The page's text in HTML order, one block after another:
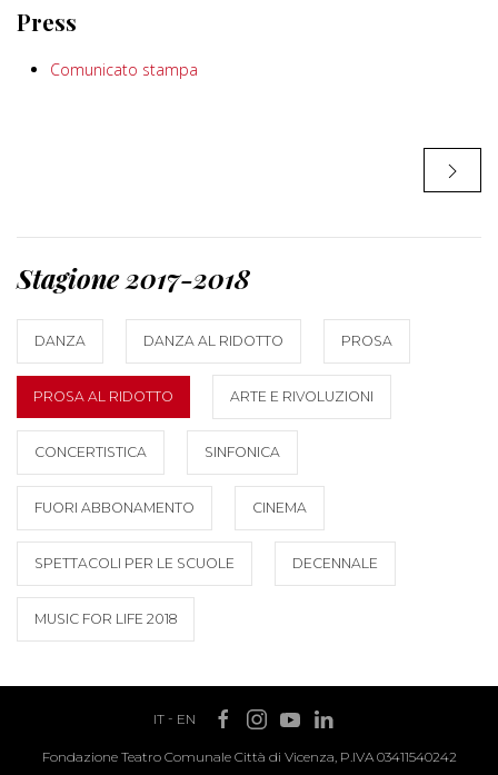
Press
Comunicato stampa
Stagione 2017-2018
DANZA DANZA AL RIDOTTO PROSA
PROSA AL RIDOTTO ARTE E RIVOLUZIONI
CONCERTISTICA SINFONICA
FUORI ABBONAMENTO CINEMA
SPETTACOLI PER LE SCUOLE DECENNALE
MUSIC FOR LIFE 2018
IT- EN
Fondazione Teatro Comunale Città di Vicenza, P.IVA 03411540242